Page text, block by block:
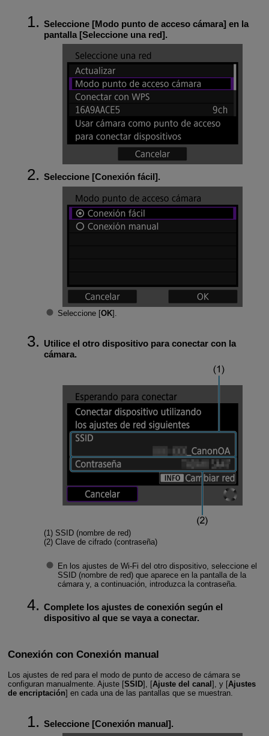
Seleccione [Modo punto de acceso cámara] en la
pantalla [Seleccione una red].
Seleccione [Conexión fácil].
Seleccione [OK].
Utilice el otro dispositivo para conectar con la
cámara.
(1) SSID (nombre de red)
(2) Clave de cifrado (contraseña)
En los ajustes de Wi-Fi del otro dispositivo, seleccione el
SSID (nombre de red) que aparece en la pantalla de la
cámara y, a continuación, introduzca la contraseña.
Complete los ajustes de conexión según el
dispositivo al que se vaya a conectar.
Conexión con Conexión manual
Los ajustes de red para el modo de punto de acceso de cámara se
configuran manualmente. Ajuste [SSID], [Ajuste del canal ], y [Ajustes
de encriptación] en cada una de las pantallas que se muestran.
Seleccione [Conexión manual].